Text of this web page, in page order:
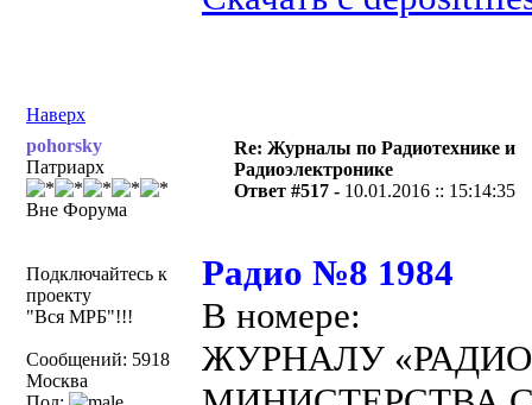
Наверх
pohorsky
Патриарх
Вне Форума
Подключайтесь к
проекту
"Вся МРБ"!!!
Сообщений: 5918
Москва
Re: Журналы по Радиотехнике и
Радиоэлектронике
Ответ #517 - 10.01.2016 :: 15:14:35
Радио №8 1984
В номере:
ЖУРНАЛУ